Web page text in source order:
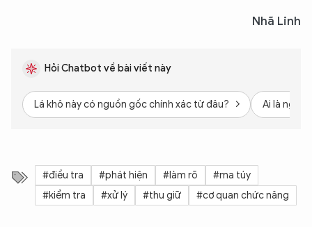
Nhã Linh
Hỏi Chatbot về bài viết này
Lá khô này có nguồn gốc chính xác từ đâu? Ai là người
#điều tra #phát hiện #làm rõ
#ma túy
#kiểm tra
#xử lý #thu giữ #cơ quan chức năng